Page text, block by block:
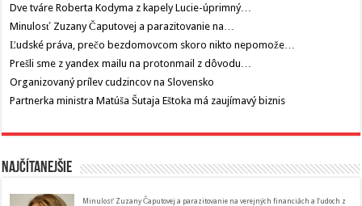
Dve tváre Roberta Kodyma z kapely Lucie-úprimný…
Minulosť Zuzany Čaputovej a parazitovanie na…
Ľudské práva, prečo bezdomovcom skoro nikto nepomože…
Prešli sme z yandex mailu na protonmail z dôvodu…
Organizovaný prílev cudzincov na Slovensko
Partnerka ministra Matúša Šutaja Eštoka má zaujímavý biznis
Najčítanejšie
Minulosť Zuzany Čaputovej a parazitovanie na verejných financiách a ľudoch z